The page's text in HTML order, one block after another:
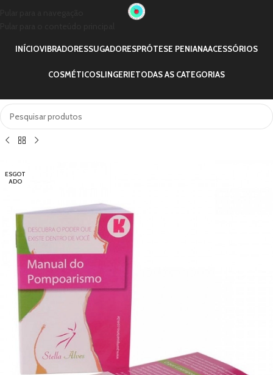
INÍCIOVIBRADORESSUGADORESPRÓTESE PENIANAACESSÓRIOS
COSMÉTICOSLINGERIETODAS AS CATEGORIAS
ESGOT
ADO